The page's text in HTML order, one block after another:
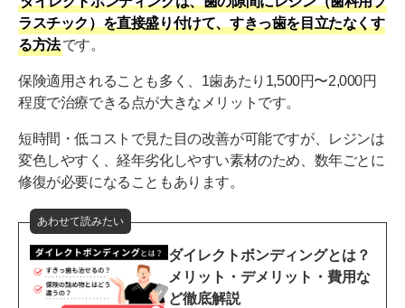
ラスチック）を直接盛り付けて、すきっ歯を目立たなくす
る方法です。
保険適用されることも多く、1歯あたり1,500円〜2,000円
程度で治療できる点が大きなメリットです。
短時間・低コストで見た目の改善が可能ですが、レジンは
変色しやすく、経年劣化しやすい素材のため、数年ごとに
修復が必要になることもあります。
あわせて読みたい
ダイレクトボンディングとは？
メリット・デメリット・費用な
ど徹底解説